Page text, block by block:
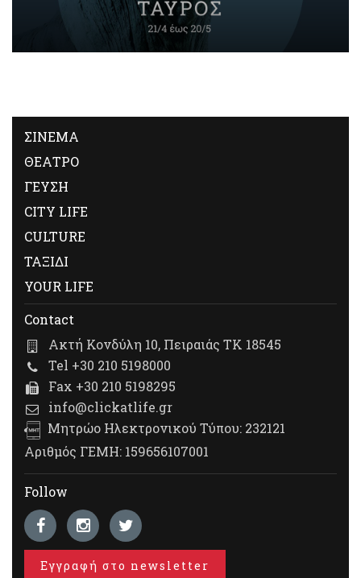
ΣΙΝΕΜΑ
ΘΕΑΤΡΟ
ΓΕΥΣΗ
CITY LIFE
CULTURE
ΤΑΞΙΔΙ
YOUR LIFE
Contact
Ακτή Κονδύλη 10, Πειραιάς ΤΚ 18545
Tel +30 210 5198000
Fax +30 210 5198295
info@clickatlife.gr
Μητρώο Ηλεκτρονικού Τύπου: 232121
Αριθμός ΓΕΜΗ: 159656107001
Follow
Εγγραφή στο newsletter